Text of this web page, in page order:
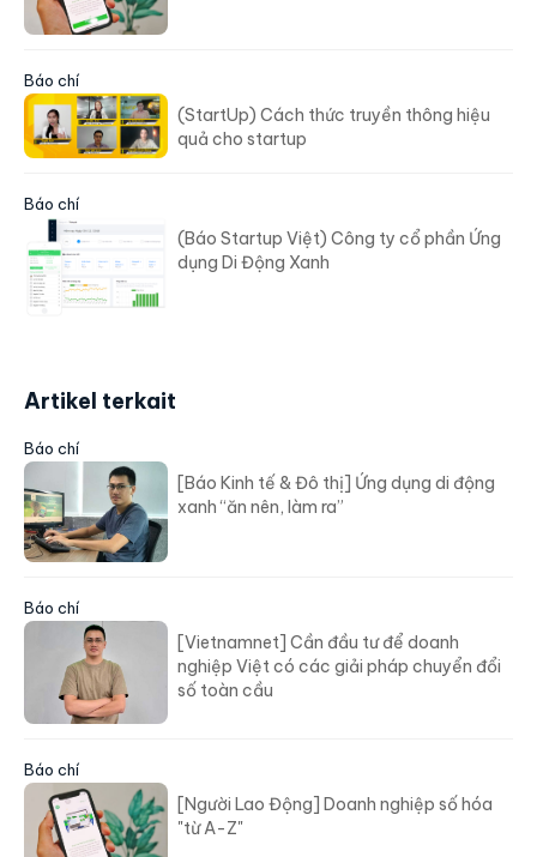
Báo chí
(StartUp) Cách thức truyền thông hiệu
quả cho startup
Báo chí
(Báo Startup Việt) Công ty cổ phần Ứng
dụng Di Động Xanh
Artikel terkait
Báo chí
[Báo Kinh tế & Đô thị] Ứng dụng di động
xanh “ăn nên, làm ra”
Báo chí
[Vietnamnet] Cần đầu tư để doanh
nghiệp Việt có các giải pháp chuyển đổi
số toàn cầu
Báo chí
[Người Lao Động] Doanh nghiệp số hóa
"từ A-Z"